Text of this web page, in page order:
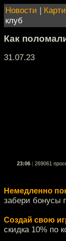
Новости |
клуб
Как
31.07.23
23:06 269061
Немедленно
забери бонусы
Создай свою
скидка 10% по